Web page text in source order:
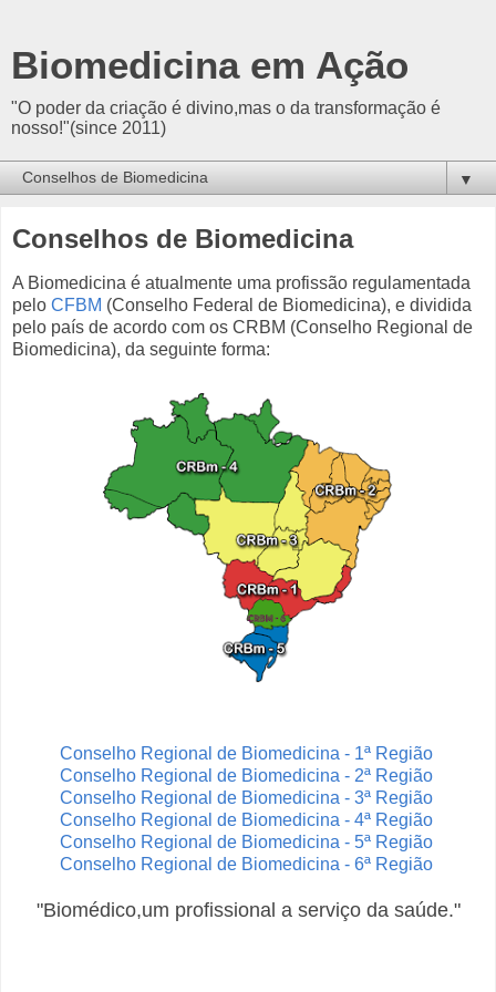
Biomedicina em Ação
"O poder da criação é divino,mas o da transformação é
nosso!"(since 2011)
▼
Conselhos de Biomedicina
A Biomedicina é atualmente uma profissão regulamentada
pelo CFBM (Conselho Federal de Biomedicina), e dividida
pelo país de acordo com os CRBM (Conselho Regional de
Biomedicina), da seguinte forma:
Conselho Regional de Biomedicina - 1ª Região
Conselho Regional de Biomedicina - 2ª Região
Conselho Regional de Biomedicina - 3ª Região
Conselho Regional de Biomedicina - 4ª Região
Conselho Regional de Biomedicina - 5ª Região
Conselho Regional de Biomedicina - 6ª Região
"Biomédico,um profissional a serviço da saúde."